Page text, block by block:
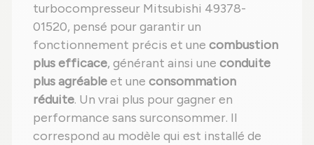
turbocompresseur Mitsubishi 49378-
01520, pensé pour garantir un
fonctionnement précis et une combustion
plus efficace, générant ainsi une conduite
plus agréableet une consommation
réduite. Un vrai plus pour gagner en
performance sans surconsommer. Il
correspond au modèle qui est installé de